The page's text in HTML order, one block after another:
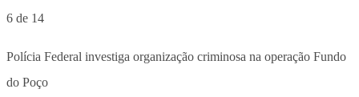
6 de 14
Polícia Federal investiga organização criminosa na operação Fundo
do Poço